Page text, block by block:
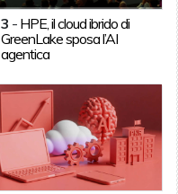
3 - HPE, il cloud ibrido di
GreenLake sposa l’AI
agentica